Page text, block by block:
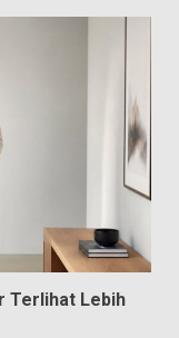
Terlihat Lebih